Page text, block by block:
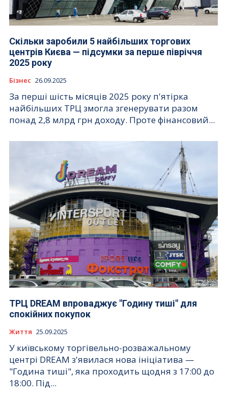
Скільки заробили 5 найбільших торгових
центрів Києва — підсумки за перше півріччя
2025 року
Бізнес 26.09.2025
За перші шість місяців 2025 року п'ятірка
найбільших ТРЦ змогла згенерувати разом
понад 2,8 млрд грн доходу. Проте фінансовий...
ТРЦ DREAM впроваджує "Годину тиші" для
спокійних покупок
Життя 25.09.2025
У київському торгівельно-розважальному
центрі DREAM з'явилася нова ініціатива —
"Година тиші", яка проходить щодня з 17:00 до
18:00. Під...